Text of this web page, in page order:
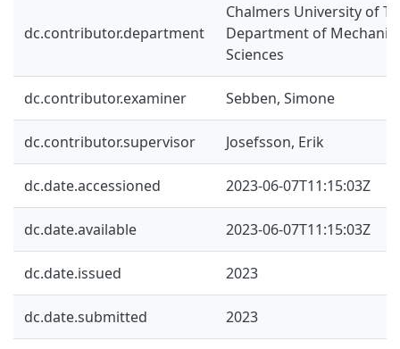
dc.contributor.department
Chalmers University of
Department of
Sciences
dc.contributor.examiner Sebben, Simone
dc.contributor.supervisor Josefsson, Erik
dc.date.accessioned 2023-06-07T11:15:03Z
dc.date.available 2023-06-07T11:15:03Z
dc.date.issued 2023
dc.date.submitted 2023